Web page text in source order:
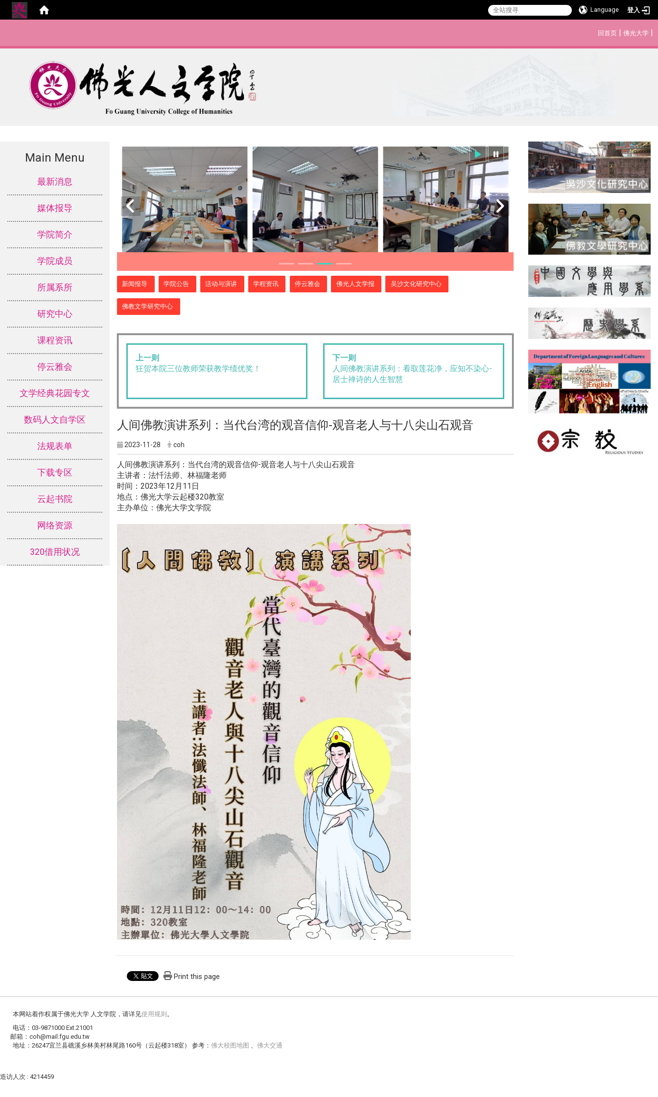
Language 登入
回首页 | 佛光大学 |
Main Menu
最新消息
媒体报导
学院简介
学院成员
所属系所
研究中心
课程资讯
停云雅会
文学经典花园专文
数码人文自学区
法规表单
下载专区
云起书院
网络资源
320借用状况
新闻报导 学院公告 活动与演讲 学程资讯 停云雅会 佛光人文学报 吴沙文化研究中心
佛教文学研究中心
上一则
狂贺本院三位教师荣获教学绩优奖！
下一则
人间佛教演讲系列：看取莲花净，应知不染心-
居士禅诗的人生智慧
人间佛教演讲系列：当代台湾的观音信仰-观音老人与十八尖山石观音
2023-11-28 coh
人间佛教演讲系列：当代台湾的观音信仰-观音老人与十八尖山石观音
主讲者：法忏法师、林福隆老师
时间：2023年12月11日
地点：佛光大学云起楼320教室
主办单位：佛光大学文学院
Print this page
本网站着作权属于佛光大学 人文学院，请详见使用规则 。
电话：03-9871000 Ext.21001
邮箱：coh@mail.fgu.edu.tw
地址：26247宜兰县礁溪乡林美村林尾路160号（云起楼318室） 参考： 佛大校图地图 佛大交通
造访人次 : 4214459